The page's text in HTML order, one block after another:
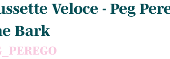
Veloce - Peg
Bark